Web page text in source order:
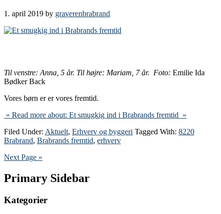
1. april 2019 by graverenbrabrand
Til venstre: Anna, 5 år. Til højre: Mariam, 7 år. Foto: Emilie Ida
Bødker Back
Vores børn er er vores fremtid.
» Read more about: Et smugkig ind i Brabrands fremtid »
Filed Under: Aktuelt, Erhverv og byggeri Tagged With: 8220
Brabrand, Brabrands fremtid, erhverv
Next Page »
Primary Sidebar
Kategorier